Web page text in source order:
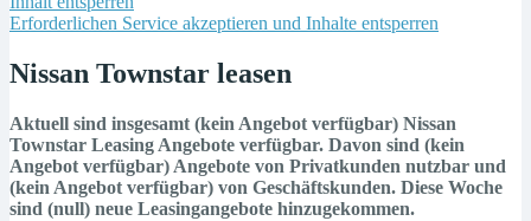
Erforderlichen Service akzeptieren und Inhalte entsperren
Nissan Townstar leasen
Aktuell sind insgesamt (kein Angebot verfügbar) Nissan
Townstar Leasing Angebote verfügbar. Davon sind (kein
Angebot verfügbar) Angebote von Privatkunden nutzbar und
(kein Angebot verfügbar) von Geschäftskunden. Diese Woche
sind (null) neue Leasingangebote hinzugekommen.